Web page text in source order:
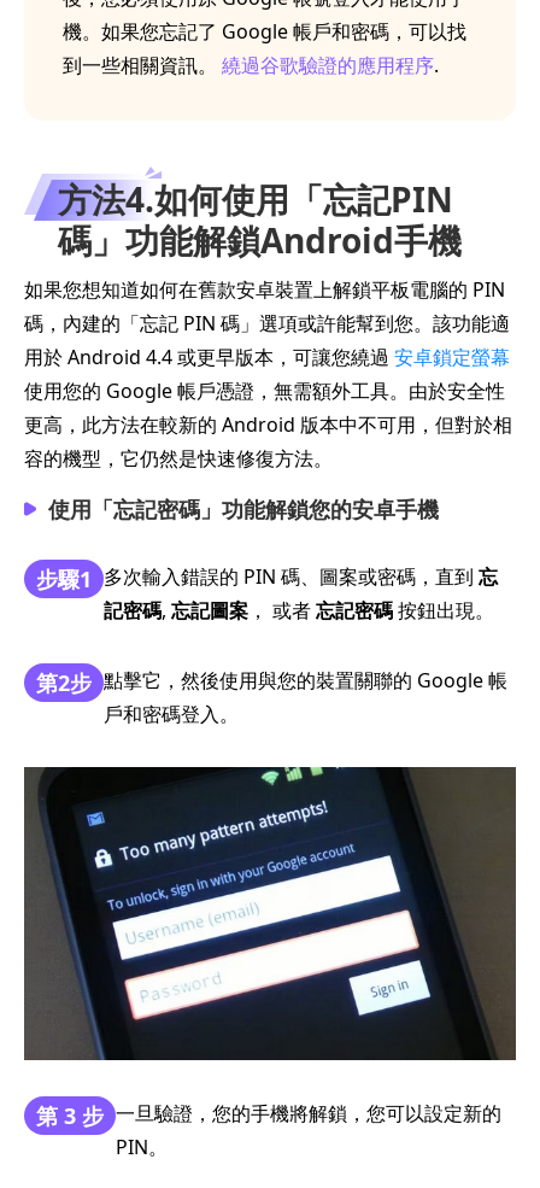
機。如果您忘記了 Google 帳戶和密碼，可以找
到一些相關資訊。 繞過谷歌驗證的應用程序.
方法4.如何使用「忘記PIN
碼」功能解鎖Android手機
如果您想知道如何在舊款安卓裝置上解鎖平板電腦的 PIN
碼，內建的「忘記 PIN 碼」選項或許能幫到您。該功能適
用於 Android 4.4 或更早版本，可讓您繞過 安卓鎖定螢幕
使用您的 Google 帳戶憑證，無需額外工具。由於安全性
更高，此方法在較新的 Android 版本中不可用，但對於相
容的機型，它仍然是快速修復方法。
使用「忘記密碼」功能解鎖您的安卓手機
步驟1 多次輸入錯誤的 PIN 碼、圖案或密碼，直到 忘
記密碼, 忘記圖案 ， 或者忘記密碼按鈕出現。
第2步 點擊它，然後使用與您的裝置關聯的 Google 帳
戶和密碼登入。
第 3 步 一旦驗證，您的手機將解鎖，您可以設定新的
PIN。